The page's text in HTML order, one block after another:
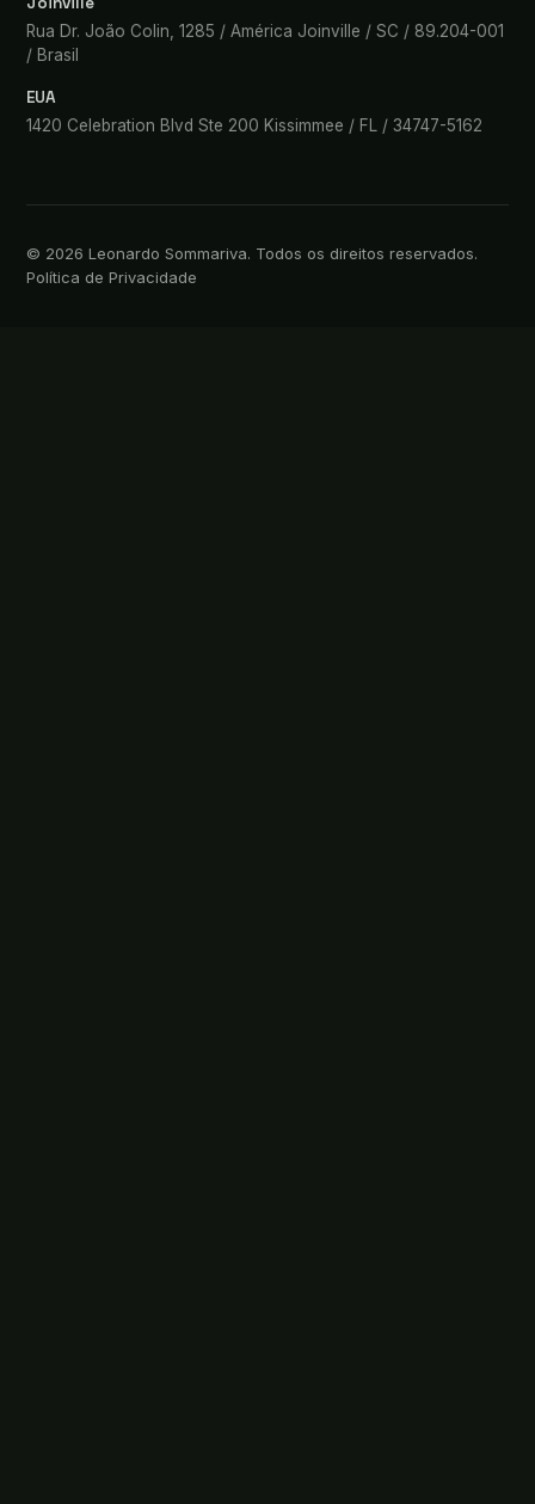
Rua Dr. João Colin, 1285 / América Joinville / SC / 89.204-001
/ Brasil
EUA
1420 Celebration Blvd Ste 200 Kissimmee / FL / 34747-5162
© 2026 Leonardo Sommariva. Todos os direitos reservados.
Política de Privacidade